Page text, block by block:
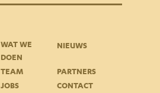
WAT WE
DOEN
NIEUWS
TEAM
PARTNERS
JOBS
CONTACT